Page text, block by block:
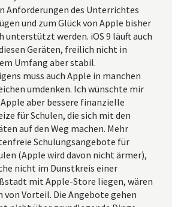
Anforderungen des Unterrichtes
und zum Glück von Apple bisher
unterstützt werden. iOS 9 läuft auch
Geräten, freilich nicht in
Umfang aber stabil.
muss auch Apple in manchen
umdenken. Ich wünschte mir
aber bessere finanzielle
für Schulen, die sich mit den
auf den Weg machen. Mehr
Schulungsangebote für
(Apple wird davon nicht ärmer),
nicht im Dunstkreis einer
mit Apple-Store liegen, wären
von Vorteil. Die Angebote gehen